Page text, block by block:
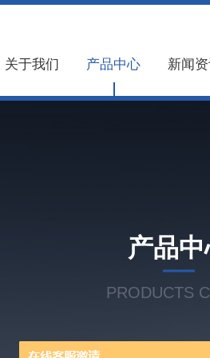
关于我们 产品中心 新闻
产品
PRODUCTS